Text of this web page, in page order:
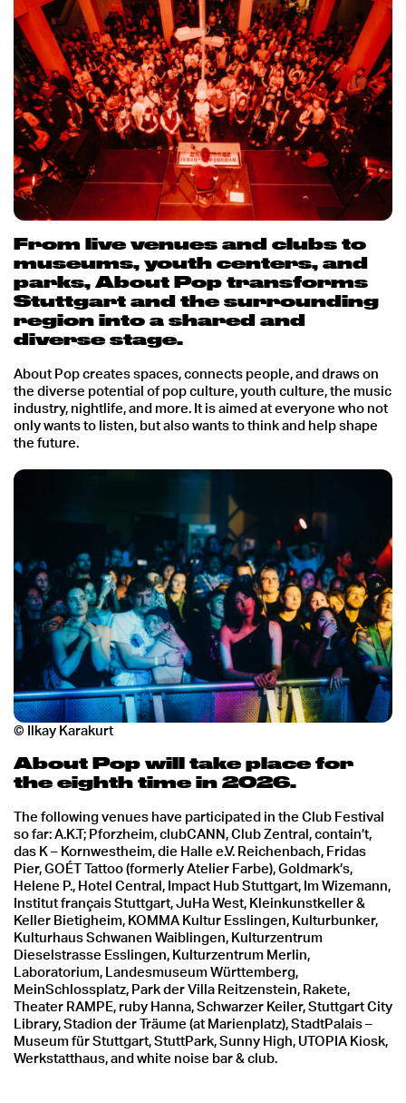
From live venues and clubs to
museums, youth centers, and
parks, About Pop transforms
Stuttgart and the surrounding
region into a shared and
diverse stage.
About Pop creates spaces, connects people, and draws on
the diverse potential of pop culture, youth culture, the music
industry, nightlife, and more. It is aimed at everyone who not
only wants to listen, but also wants to think and help shape
the future.
© Ilkay Karakurt
About Pop will take place for
the eighth time in 2026.
The following venues have participated in the Club Festival
so far: A.K.T; Pforzheim, clubCANN, Club Zentral, contain’t,
das K – Kornwestheim, die Halle e.V. Reichenbach, Fridas
Pier, GOÉT Tattoo (formerly Atelier Farbe), Goldmark’s,
Helene P., Hotel Central, Impact Hub Stuttgart, Im Wizemann,
Institut français Stuttgart, JuHa West, Kleinkunstkeller &
Keller Bietigheim, KOMMA Kultur Esslingen, Kulturbunker,
Kulturhaus Schwanen Waiblingen, Kulturzentrum
Dieselstrasse Esslingen, Kulturzentrum Merlin,
Laboratorium, Landesmuseum Württemberg,
MeinSchlossplatz, Park der Villa Reitzenstein, Rakete,
Theater RAMPE, ruby Hanna, Schwarzer Keiler, Stuttgart City
Library, Stadion der Träume (at Marienplatz), StadtPalais –
Museum für Stuttgart, StuttPark, Sunny High, UTOPIA Kiosk,
Werkstatthaus, and white noise bar & club.